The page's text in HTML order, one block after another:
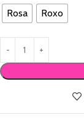
Rosa
Roxo